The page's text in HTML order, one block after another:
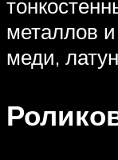
металлов
меди,